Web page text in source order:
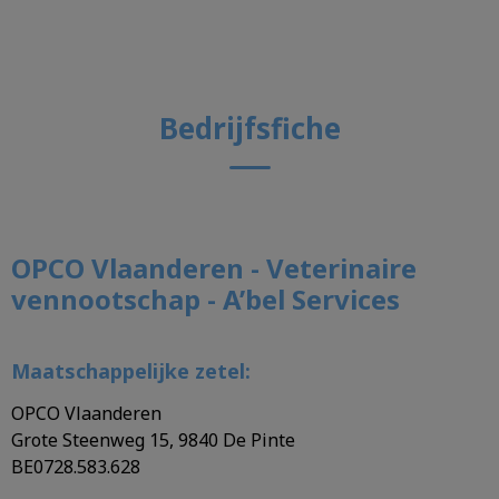
Bedrijfsfiche
OPCO Vlaanderen - Veterinaire
vennootschap - A’bel Services
Maatschappelijke zetel:
OPCO Vlaanderen
Grote Steenweg 15, 9840 De Pinte
BE0728.583.628